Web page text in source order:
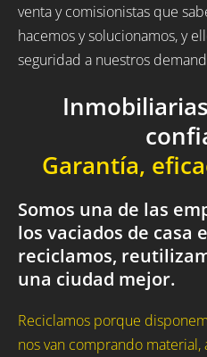
venta y comisionistas que
hacemos y solucionamos, y
seguridad a nuestros
Garantía,
Somos una de las
los vaciados de casa
reciclamos,
una ciudad mejor.
Reciclamos porque
nos van comprando